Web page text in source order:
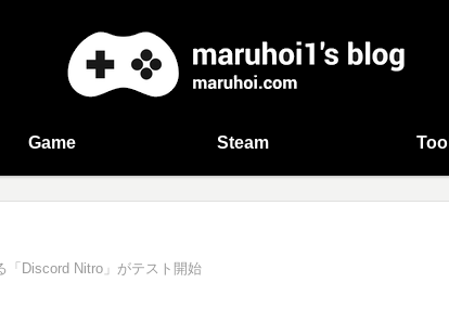
Game Steam Tool
「Discord Nitro」がテスト開始